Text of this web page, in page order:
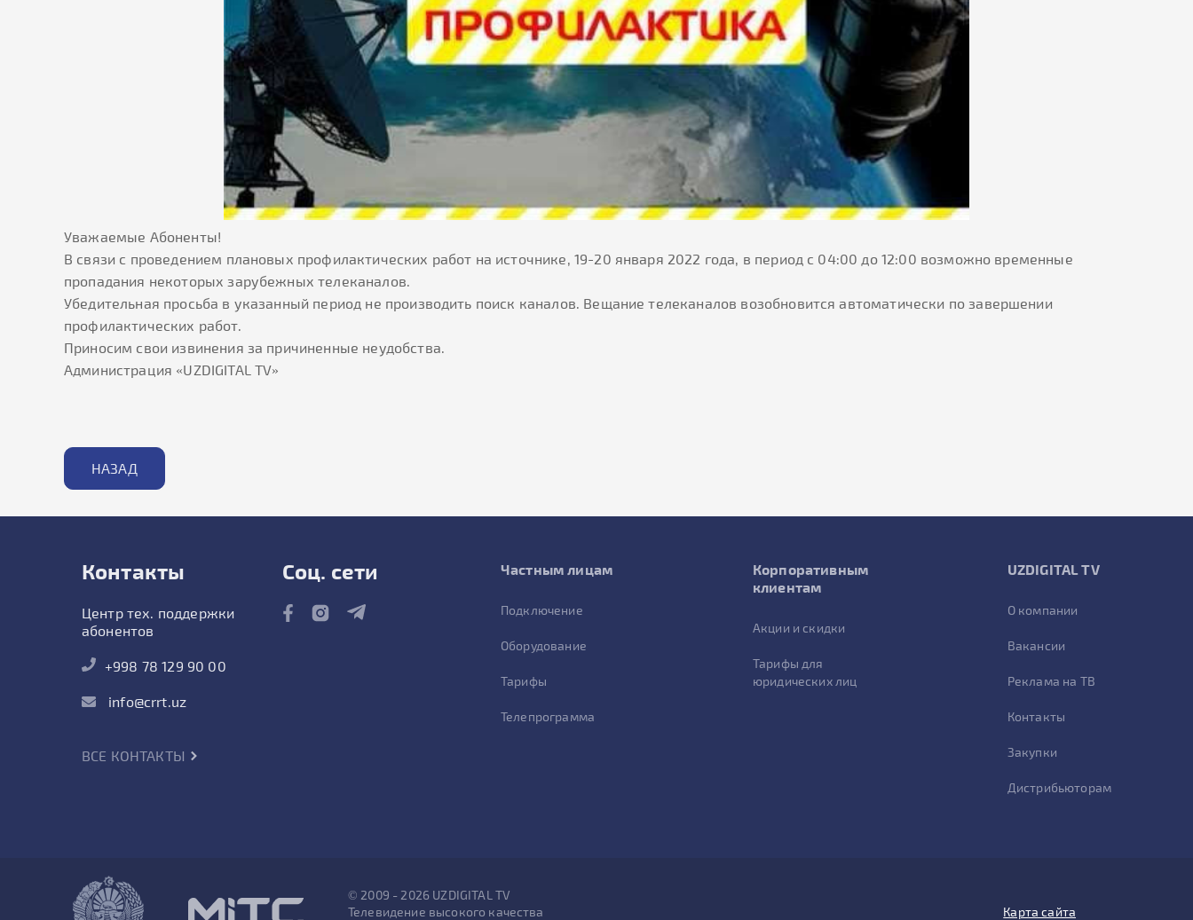
Уважаемые Абоненты!
В связи с проведением плановых профилактических работ на источнике, 19-20 января 2022 года, в период с 04:00 до 12:00 возможно временные
пропадания некоторых зарубежных телеканалов.
Убедительная просьба в указанный период не производить поиск каналов. Вещание телеканалов возобновится автоматически по завершении
профилактических работ.
Приносим свои извинения за причиненные неудобства.
Администрация «UZDIGITAL TV»
НАЗАД
Контакты
Центр тех. поддержки
абонентов
+998 78 129 90 00
info@crrt.uz
ВСЕ КОНТАКТЫ
Соц. сети Частным лицам
Подключение
Оборудование
Тарифы
Телепрограмма
Корпоративным
клиентам
Акции и скидки
Тарифы для
юридических лиц
UZDIGITAL TV
О компании
Вакансии
Реклама на ТВ
Контакты
Закупки
Дистрибьюторам
© 2009 - 2026 UZDIGITAL TV
Телевидение высокого качества
Карта сайта